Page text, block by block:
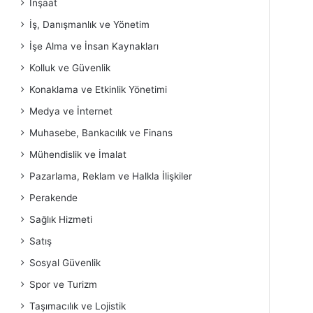
İnşaat
İş, Danışmanlık ve Yönetim
İşe Alma ve İnsan Kaynakları
Kolluk ve Güvenlik
Konaklama ve Etkinlik Yönetimi
Medya ve İnternet
Muhasebe, Bankacılık ve Finans
Mühendislik ve İmalat
Pazarlama, Reklam ve Halkla İlişkiler
Perakende
Sağlık Hizmeti
Satış
Sosyal Güvenlik
Spor ve Turizm
Taşımacılık ve Lojistik